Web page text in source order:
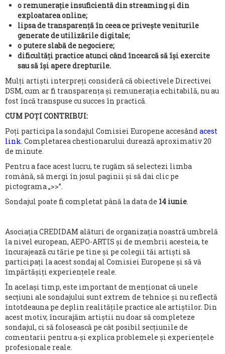
o remunerație insuficientă din streaming și din
exploatarea online;
lipsa de transparență în ceea ce privește veniturile
generate de utilizările digitale;
o putere slabă de negociere;
dificultăți practice atunci când încearcă să își exercite
sau să își apere drepturile.
Mulți artiști interpreți consideră că obiectivele Directivei
DSM, cum ar fi transparența și remunerația echitabilă, nu au
fost încă transpuse cu succes în practică.
CUM POȚI CONTRIBUI:
Poți participa la sondajul Comisiei Europene accesândacest
link. Completarea chestionarului durează aproximativ 20
de minute.
Pentru a face acest lucru, te rugăm să selectezi limba
română, să mergi în josul paginii și să dai clic pe
pictograma „>>”.
Sondajul poate fi completat până la data de 14 iunie.
Asociația CREDIDAM alături de organizația noastră umbrelă
la nivel european, AEPO-ARTIS și de membrii acesteia, te
încurajează cu tărie pe tine și pe colegii tăi artiști să
participați la acest sondaj al Comisiei Europene și să vă
împărtășiți experiențele reale.
În același timp, este important de menționat că unele
secțiuni ale sondajului sunt extrem de tehnice și nu reflectă
întotdeauna pe deplin realitățile practice ale artiștilor. Din
acest motiv, încurajăm artiștii nu doar să completeze
sondajul, ci să folosească pe cât posibil secțiunile de
comentarii pentru a-și explica problemele și experiențele
profesionale reale.